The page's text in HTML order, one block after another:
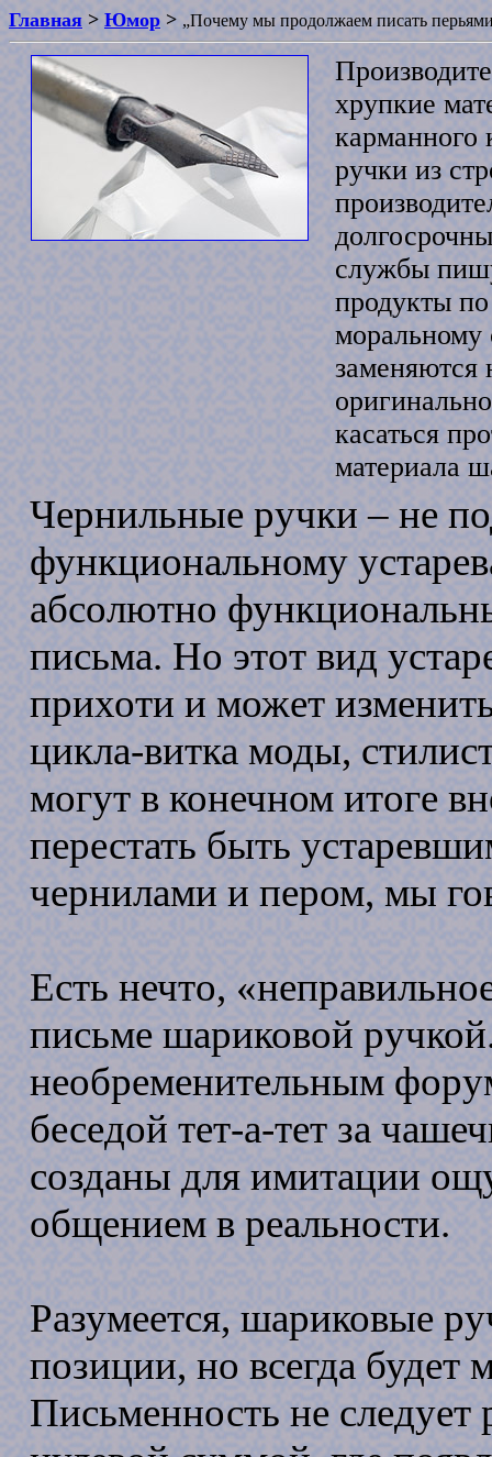
Главная > Юмор > „Почему мы продолжаем писать
хрупкие
карманного
ручки из
службы
продукты
моральному
касаться
материала
Чернильные ручки – не
функциональному
абсолютно
письма. Но этот вид
прихоти и может
цикла-витка моды,
могут в конечном итоге
перестать быть
чернилами и пером, мы
Есть нечто,
письме шариковой
необременительным
беседой тет-а-тет за
созданы для имитации
общением в реальности.
Разумеется, шариковые
позиции, но всегда будет
Письменность не следует